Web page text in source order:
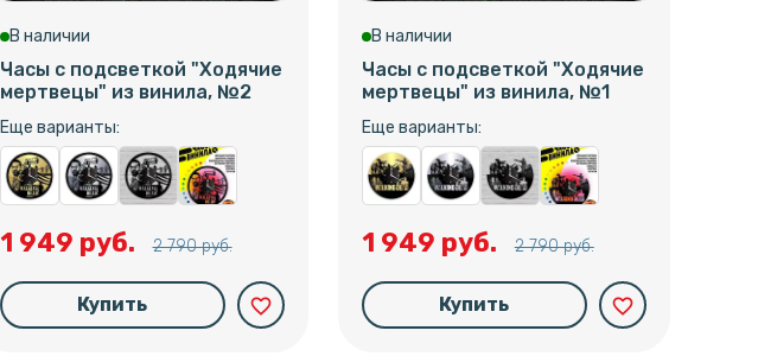
В наличии
Часы с подсветкой "Ходячие
мертвецы" из винила, №2
Еще варианты:
1 949 руб. 2 790 руб.
Купить favorite_border
В наличии
Часы с подсветкой "Ходячие
мертвецы" из винила, №1
Еще варианты:
1 949 руб. 2 790 руб.
Купить favorite_border